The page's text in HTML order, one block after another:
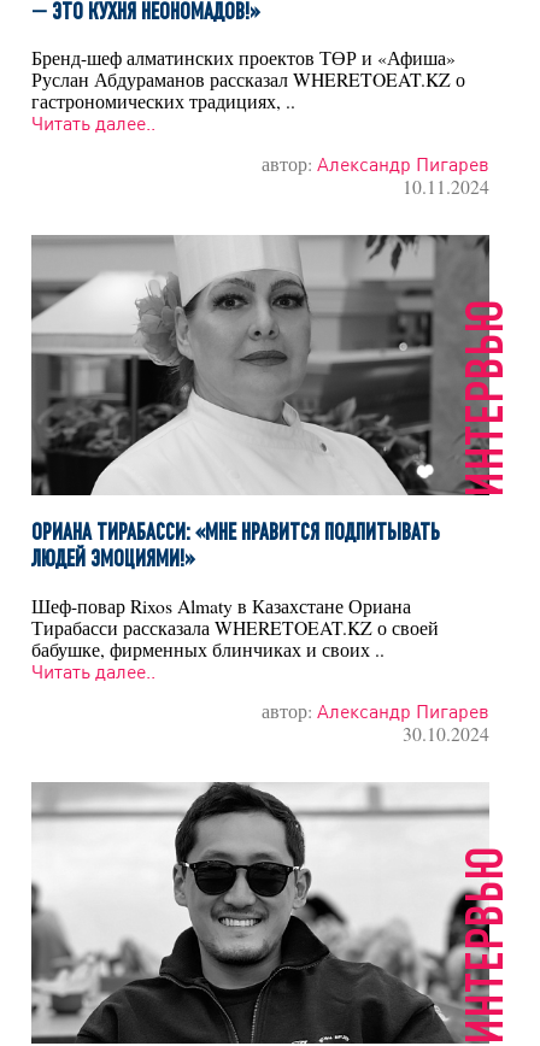
— ЭТО КУХНЯ НЕОНОМАДОВ!»
Бренд-шеф алматинских проектов ТӨР и «Афиша»
Руслан Абдураманов рассказал WHERETOEAT.KZ о
гастрономических традициях, ..
Читать далее..
автор: Александр Пигарев
10.11.2024
ОРИАНА ТИРАБАССИ: «МНЕ НРАВИТСЯ ПОДПИТЫВАТЬ
ЛЮДЕЙ ЭМОЦИЯМИ!»
Шеф-повар Rixos Almaty в Казахстане Ориана
Тирабасси рассказала WHERETOEAT.KZ о своей
бабушке, фирменных блинчиках и своих ..
Читать далее..
автор: Александр Пигарев
30.10.2024
ИНТЕРВЬЮ
ИНТЕРВЬЮ